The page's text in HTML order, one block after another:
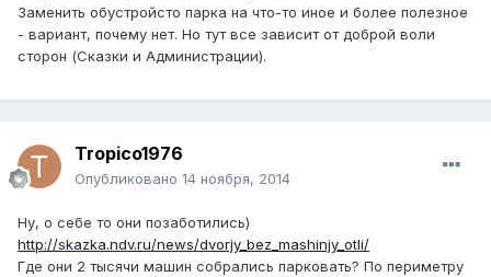
Заменить обустройсто парка на что-то иное и более полезное
- вариант, почему нет. Но тут все зависит от доброй воли
сторон (Сказки и Администрации).
Tropico1976
Опубликовано 14 ноября, 2014
Ну, о себе то они позаботились)
http://skazka.ndv.ru/news/dvorjy_bez_mashinjy_otli/
Где они 2 тысячи машин собрались парковать? По периметру